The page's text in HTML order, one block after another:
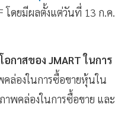
โดยมีผลตั้งแต่วันที่ 13 ก.ค.
อกาสของ JMART ในการ
ล่องในการซื้อขายหุ้นใน
พคล่องในการซื้อขาย และ